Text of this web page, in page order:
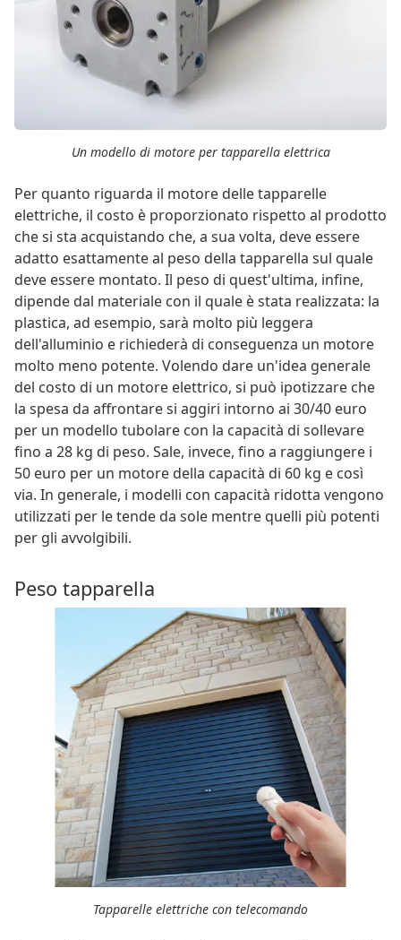
Un modello di motore per tapparella elettrica
Per quanto riguarda il motore delle tapparelle
elettriche, il costo è proporzionato rispetto al prodotto
che si sta acquistando che, a sua volta, deve essere
adatto esattamente al peso della tapparella sul quale
deve essere montato. Il peso di quest'ultima, infine,
dipende dal materiale con il quale è stata realizzata: la
plastica, ad esempio, sarà molto più leggera
dell'alluminio e richiederà di conseguenza un motore
molto meno potente. Volendo dare un'idea generale
del costo di un motore elettrico, si può ipotizzare che
la spesa da affrontare si aggiri intorno ai 30/40 euro
per un modello tubolare con la capacità di sollevare
fino a 28 kg di peso. Sale, invece, fino a raggiungere i
50 euro per un motore della capacità di 60 kg e così
via. In generale, i modelli con capacità ridotta vengono
utilizzati per le tende da sole mentre quelli più potenti
per gli avvolgibili.
Peso tapparella
Tapparelle elettriche con telecomando